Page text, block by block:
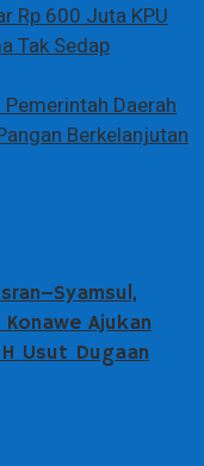
Rp 600 Juta KPU
Tak Sedap
Daerah
Berkelanjutan
Ajukan
Usut Dugaan